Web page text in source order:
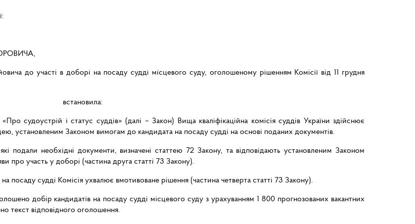
до участі в доборі на посаду судді місцевого суду, оголошеному рішенням Комісії від 11 грудня
встановила:
судоустрій і статус суддів» (далі – Закон) Вища кваліфікаційна комісія суддів України здійснює
установленим Законом вимогам до кандидата на посаду судді на основі поданих документів.
подали необхідні документи, визначені статтею 72 Закону, та відповідають установленим Законом
про участь у доборі (частина друга статті 73 Закону).
посаду судді Комісія ухвалює вмотивоване рішення (частина четверта статті 73 Закону).
добір кандидатів на посаду судді місцевого суду з урахуванням 1 800 прогнозованих вакантних
текст відповідного оголошення.